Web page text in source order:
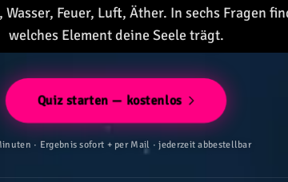
Feuer, Luft, Äther. In sechs Fragen
welches Element deine Seele trägt.
Quiz starten — kostenlos
· Ergebnis sofort + per Mail · jederzeit abbestellbar